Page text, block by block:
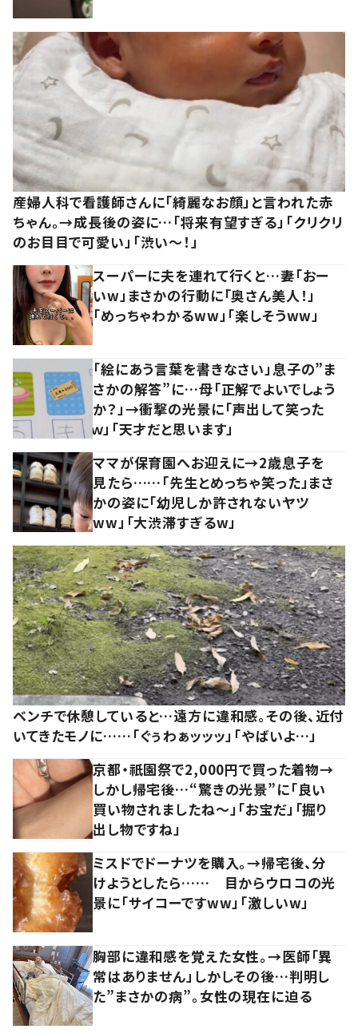
産婦人科で看護師さんに「綺麗なお顔」と言われた赤
ちゃん。→成長後の姿に…「将来有望すぎる」「クリクリ
のお目目で可愛い」「渋い～！」
スーパーに夫を連れて行くと…妻「おー
いw」まさかの行動に「奥さん美人！」
「めっちゃわかるww」「楽しそうww」
「絵にあう言葉を書きなさい」息子の”ま
さかの解答”に…母「正解でよいでしょう
か？」→衝撃の光景に「声出して笑った
ｗ」「天才だと思います」
ママが保育園へお迎えに→2歳息子を
見たら……「先生とめっちゃ笑った」まさ
かの姿に「幼児しか許されないヤツ
ww」「大渋滞すぎるw」
ベンチで休憩していると…遠方に違和感。その後、近付
いてきたモノに……「ぐぅわぁッッッ」「やばいよ…」
京都・祇園祭で2,000円で買った着物→
しかし帰宅後…“驚きの光景”に「良い
買い物されましたね～」「お宝だ」「掘り
出し物ですね」
ミスドでドーナツを購入。→帰宅後、分
けようとしたら…… 目からウロコの光
景に「サイコーですww」「激しいw」
胸部に違和感を覚えた女性。→医師「異
常はありません」しかしその後…判明し
た”まさかの病”。女性の現在に迫る